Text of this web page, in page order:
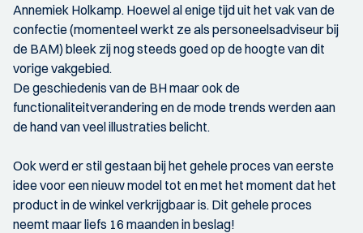
Annemiek Holkamp. Hoewel al enige tijd uit het vak van de
confectie (momenteel werkt ze als personeelsadviseur bij
de BAM) bleek zij nog steeds goed op de hoogte van dit
vorige vakgebied.
De geschiedenis van de BH maar ook de
functionaliteitverandering en de mode trends werden aan
de hand van veel illustraties belicht.
Ook werd er stil gestaan bij het gehele proces van eerste
idee voor een nieuw model tot en met het moment dat het
product in de winkel verkrijgbaar is. Dit gehele proces
neemt maar liefs 16 maanden in beslag!